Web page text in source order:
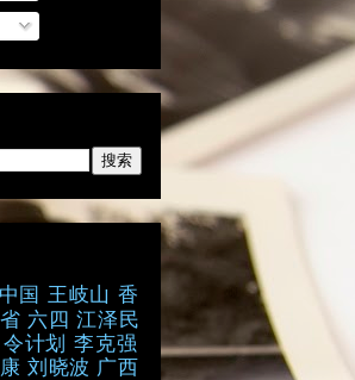
中国 王岐山 香
六四 江泽民
令计划 李克强
刘晓波 广西